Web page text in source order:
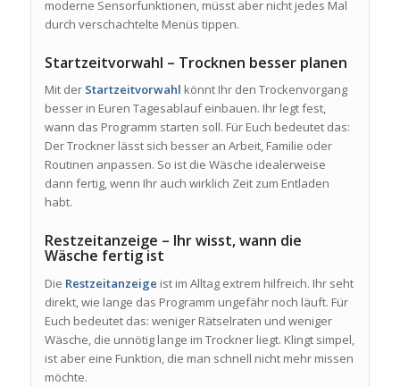
moderne Sensorfunktionen, müsst aber nicht jedes Mal
durch verschachtelte Menüs tippen.
Startzeitvorwahl – Trocknen besser planen
Mit der Startzeitvorwahl könnt Ihr den Trockenvorgang
besser in Euren Tagesablauf einbauen. Ihr legt fest,
wann das Programm starten soll. Für Euch bedeutet das:
Der Trockner lässt sich besser an Arbeit, Familie oder
Routinen anpassen. So ist die Wäsche idealerweise
dann fertig, wenn Ihr auch wirklich Zeit zum Entladen
habt.
Restzeitanzeige – Ihr wisst, wann die
Wäsche fertig ist
Die Restzeitanzeige ist im Alltag extrem hilfreich. Ihr seht
direkt, wie lange das Programm ungefähr noch läuft. Für
Euch bedeutet das: weniger Rätselraten und weniger
Wäsche, die unnötig lange im Trockner liegt. Klingt simpel,
ist aber eine Funktion, die man schnell nicht mehr missen
möchte.